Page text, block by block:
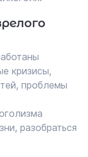
кризисы,
проблемы
разобраться